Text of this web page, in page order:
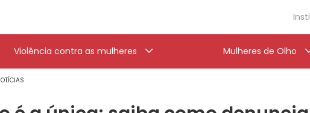
Violência contra as mulheres Mulheres de Olho